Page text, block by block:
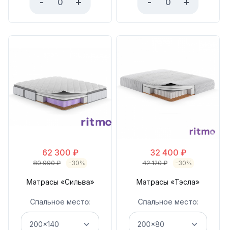
62 300 ₽
80 990₽ -30%
Матрасы «Сильва»
Спальное место:
32 400 ₽
42 120₽ -30%
Матрасы «Тэсла»
Спальное место: